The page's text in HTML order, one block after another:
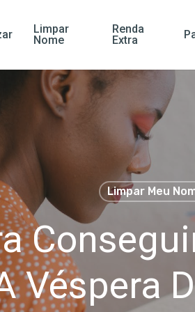
Limpar
Nome
Renda
Extra
Limpar Meu
Véspera